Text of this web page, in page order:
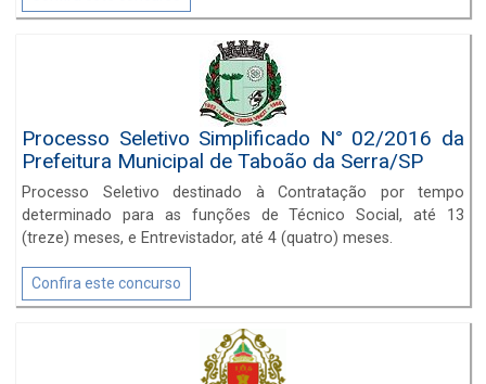
Processo Seletivo Simplificado N° 02/2016 da
Prefeitura Municipal de Taboão da Serra/SP
Processo Seletivo destinado à Contratação por tempo
determinado para as funções de Técnico Social, até 13
(treze) meses, e Entrevistador, até 4 (quatro) meses.
Confira este concurso